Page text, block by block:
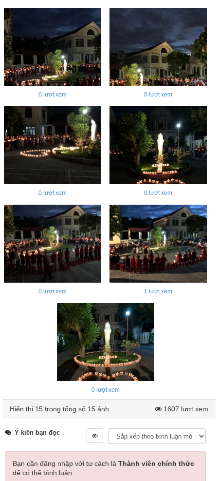
0 lượt xem 0lượt xem
0 lượt xem 0lượt xem
0 lượt xem 1 lượt xem
0lượt xem
Hiển thị 15 trong tổng số 15 ảnh 1607 lượt xem
Ý kiến bạn đọc
Bạn cần đăng nhập với tư cách là Thành viên chính thức
để có thể bình luận